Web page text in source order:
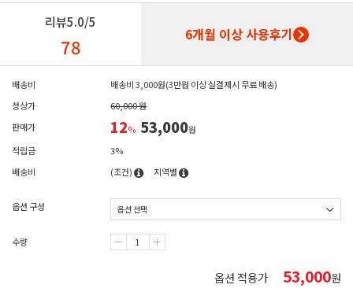
리뷰5.0/5
78 6개월 이상 사용후기
배송비
배송비 3,000원(3만원 이상 실결제시 무료 배송)
정상가
60,000 원
판매가
12% 53,000원
적립금
3%
배송비
(조건) 지역별
옵션 구성
수량
옵션 적용가 53,000원